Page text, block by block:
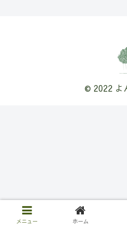
© 2022 よ
メニュー ホーム